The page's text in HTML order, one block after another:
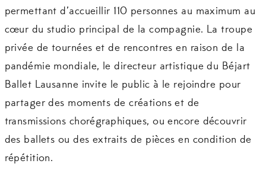
permettant d’accueillir 110 personnes au maximum au
cœur du studio principal de la compagnie. La troupe
privée de tournées et de rencontres en raison de la
pandémie mondiale, le directeur artistique du Béjart
Ballet Lausanne invite le public à le rejoindre pour
partager des moments de créations et de
transmissions chorégraphiques, ou encore découvrir
des ballets ou des extraits de pièces en condition de
répétition.